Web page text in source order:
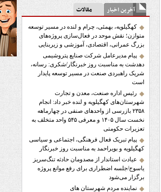
آخرین اخبار مقالات
کهگیلویه، بهمئی، چرام و لنده در مسیر توسعه
متوازن؛ نقش موحد در فعال‌سازی پروژه‌های
بزرگ عمرانی، اقتصادی، آموزشی و زیربنایی
پیام مدیرعامل شرکت صنایع پتروشیمی
دهدشت به مناسبت روز خبرنگار/شکری: رسانه،
شریک راهبردی صنعت در مسیر توسعه پایدار
است
رئیس اداره صنعت، معدن و تجارت
شهرستان‌های کهگیلویه و لنده خبر داد: انجام
۲۳۵۸ بازرسی از واحدهای صنفی در چهارماهه
نخست سال ۱۴۰۵ و معرفی ۵۴۵ واحد متخلف به
تعزیرات حکومتی
پیام تبریک فعال فرهنگی، اجتماعی و سیاسی
کهگیلویه و بویراحمد به مناسبت روز خبرنگار
عیادت استاندار از مصدومان حادثه تنگ‌سریز
یاسوج/جلسه اضطراری برای رفع موانع پروژه
برگزار می‌شود
نماینده‌ مردم شهرستان های